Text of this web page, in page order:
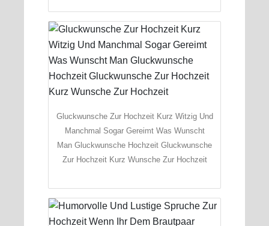
Gluckwunsche Zur Hochzeit Kurz Witzig Und
Manchmal Sogar Gereimt Was Wunscht
Man Gluckwunsche Hochzeit Gluckwunsche
Zur Hochzeit Kurz Wunsche Zur Hochzeit